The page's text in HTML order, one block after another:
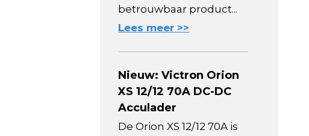
betrouwbaar product...
Lees meer >>
Nieuw: Victron Orion
XS 12/12 70A DC-DC
Acculader
De Orion XS 12/12 70A is